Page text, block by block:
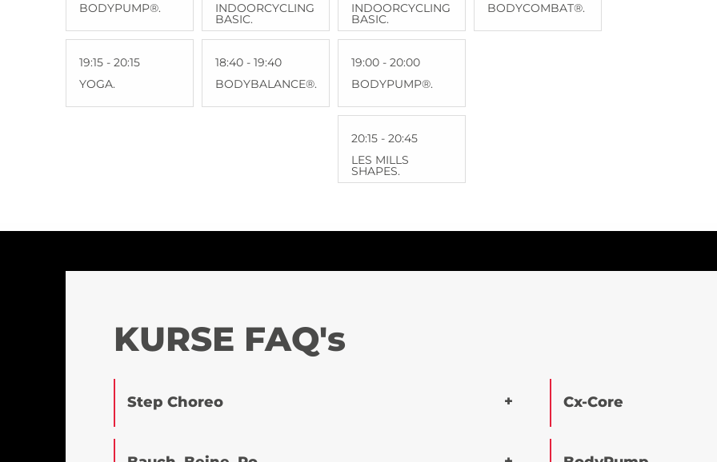
BODYPUMP®.
19:15 - 20:15
YOGA.
INDOORCYCLING
BASIC.
18:40 - 19:40
BODYBALANCE®.
INDOORCYCLING
BASIC.
19:00 - 20:00
BODYPUMP®.
20:15 - 20:45
LES MILLS
SHAPES.
BODYCOMBAT®.
KURSE FAQ's
Step Choreo Cx-Core